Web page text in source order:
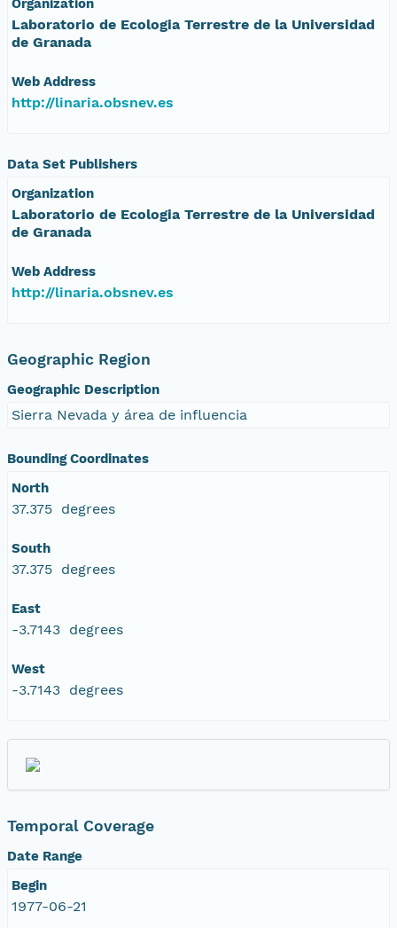
Laboratorio de Ecologia Terrestre de la Universidad
de Granada
Web Address
http://linaria.obsnev.es
Data Set Publishers
Organization
Laboratorio de Ecologia Terrestre de la Universidad
de Granada
Web Address
http://linaria.obsnev.es
Geographic Region
Geographic Description
Sierra Nevada y área de influencia
Bounding Coordinates
North
37.375 degrees
South
37.375 degrees
East
-3.7143 degrees
West
-3.7143 degrees
Temporal Coverage
Date Range
Begin
1977-06-21